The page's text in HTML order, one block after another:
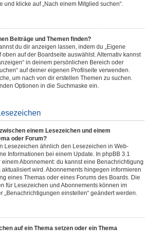
und klicke auf „Nach einem Mitglied suchen“.
Beiträge und Themen finden?
du dir anzeigen lassen, indem du „Eigene
oben auf der Boardseite auswählst. Alternativ kannst
in deinem persönlichen Bereich oder
auf deiner eigenen Profilseite verwenden.
um nach von dir erstellen Themen zu suchen.
Optionen in die Suchmaske ein.
einem Lesezeichen und einem
oder Forum?
Lesezeichen ähnlich den Lesezeichen in Web-
Informationen bei einem Update. In phpBB 3.1
Abonnement: du kannst eine Benachrichtigung
wird. Abonnements hingegen informieren
eines Themas oder eines Forums des Boards. Die
für Lesezeichen und Abonnements können im
„Benachrichtigungen einstellen“ geändert werden.
auf ein Thema setzen oder ein Thema